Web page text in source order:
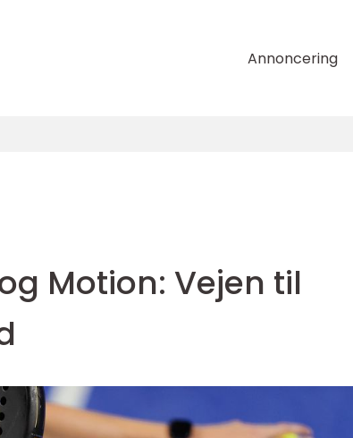
Annoncering
Motion: Vejen til